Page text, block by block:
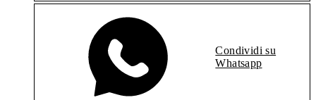
Condividi su
Whatsapp